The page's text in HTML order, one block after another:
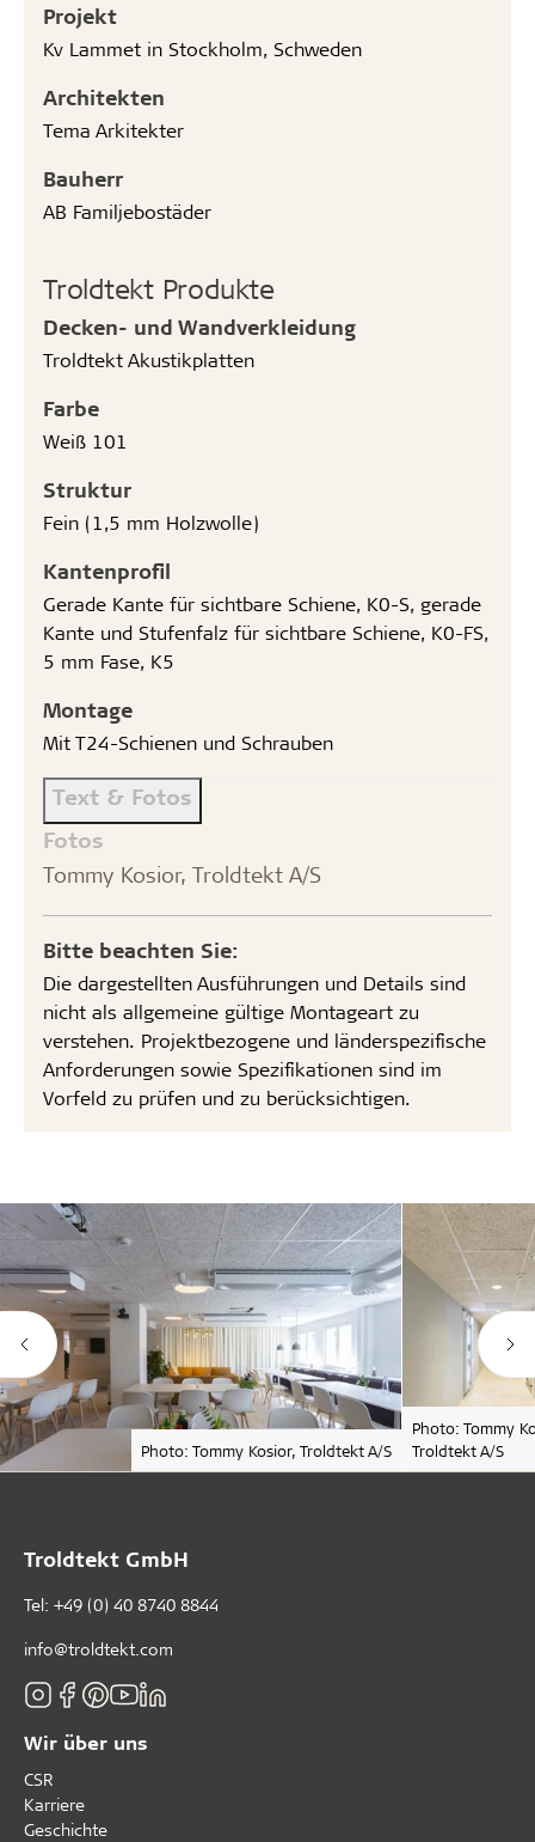
Projekt
Kv Lammet in Stockholm, Schweden
Architekten
Tema Arkitekter
Bauherr
AB Familjebostäder
Troldtekt Produkte
Decken- und Wandverkleidung
Troldtekt Akustikplatten
Farbe
Weiß 101
Struktur
Fein (1,5 mm Holzwolle)
Kantenprofil
Gerade Kante für sichtbare Schiene, K0-S, gerade
Kante und Stufenfalz für sichtbare Schiene, K0-FS,
5 mm Fase, K5
Montage
Mit T24-Schienen und Schrauben
Text & Fotos
Fotos
Tommy Kosior, Troldtekt A/S
Bitte beachten Sie:
Die dargestellten Ausführungen und Details sind
nicht als allgemeine gültige Montageart zu
verstehen. Projektbezogene und länderspezifische
Anforderungen sowie Spezifikationen sind im
Vorfeld zu prüfen und zu berücksichtigen.
Photo: Tommy Kosior, Troldtekt A/S
Photo: Tommy
Troldtekt A/S
Troldtekt GmbH
Tel: +49 (0) 40 8740 8844
info@troldtekt.com
Wir über uns
CSR
Karriere
Geschichte